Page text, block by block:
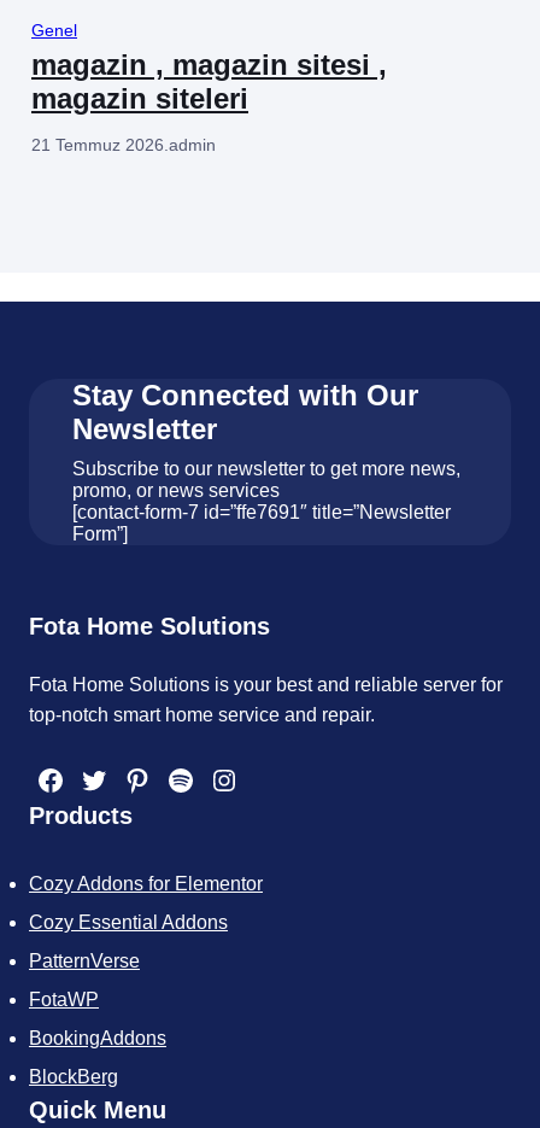
Genel
magazin , magazin sitesi ,
magazin siteleri
21 Temmuz 2026 admin
Stay Connected with Our
Newsletter
Subscribe to our newsletter to get more news,
promo, or news services
[contact-form-7 id=”ffe7691″ title=”Newsletter
Form”]
Fota Home Solutions
Fota Home Solutions is your best and reliable server for
top-notch smart home service and repair.
Facebook Twitter Pinterest Spotify Instagram
Products
Cozy Addons for Elementor
Cozy Essential Addons
PatternVerse
FotaWP
BookingAddons
BlockBerg
Quick Menu